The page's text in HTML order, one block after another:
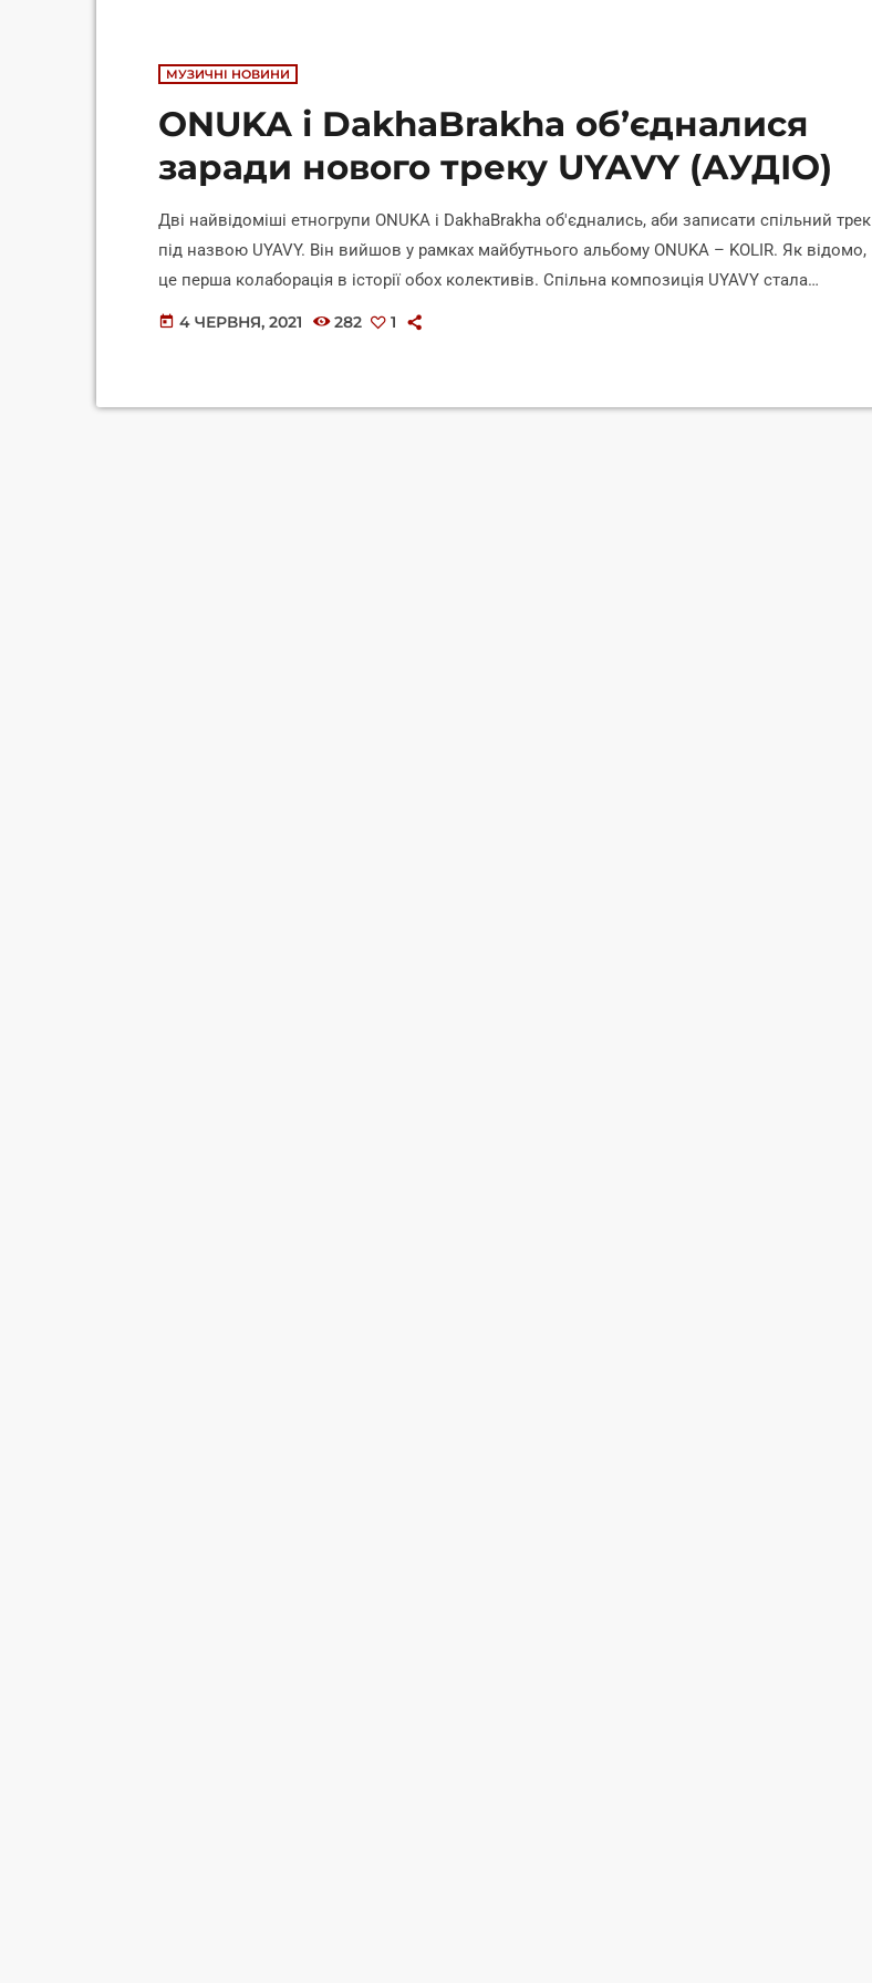
МУЗИЧНІ НОВИНИ
ONUKA і DakhaBrakha об’єдналися
заради нового треку UYAVY (АУДІО)
Дві найвідоміші етногрупи ONUKA і DakhaBrakha об'єднались, аби записати спільний трек
під назвою UYAVY. Він вийшов у рамках майбутнього альбому ONUKA – KOLIR. Як відомо,
це перша колаборація в історії обох колективів. Спільна композиція UYAVY стала
динамічним треком, який гіпнотизує слухача, але Ната Жижченко, солістка гурту ONUKA,
today 4 ЧЕРВНЯ, 2021 282 1